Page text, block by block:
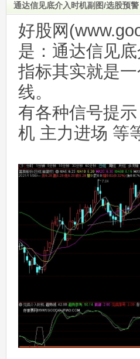
通达信见底介入时机副图/选股预
好股网
是：通达信见
指标其实就是
线。
有各种信号提
机 主力进场 等